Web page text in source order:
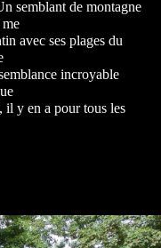
semblant de montagne
avec ses plages du
incroyable
il y en a pour tous les